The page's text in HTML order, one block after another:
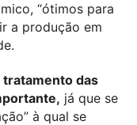
“ótimos para
a produção em
tratamento das
já que se
à qual se